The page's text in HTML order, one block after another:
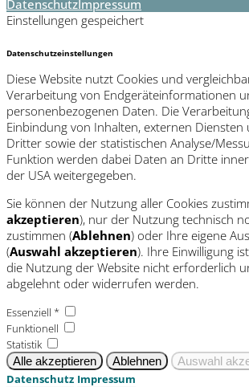
Datenschutz Impressum
Einstellungen gespeichert
Datenschutzeinstellungen
Diese Website nutzt Cookies und
Verarbeitung von Endgeräteinformationen
personenbezogenen Daten. Die
Einbindung von Inhalten, externen Diensten
Dritter sowie der statistischen Analyse/
Funktion werden dabei Daten an Dritte
der USA weitergegeben.
Sie können der Nutzung aller Cookies
akzeptieren), nur der Nutzung technisch
zustimmen (Ablehnen) oder Ihre eigene
(Auswahl akzeptieren). Ihre Einwilligung
die Nutzung der Website nicht erforderlich
abgelehnt oder widerrufen werden.
Essenziell *
Funktionell
Statistik
Datenschutz Impressum